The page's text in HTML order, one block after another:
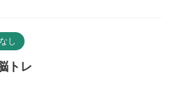
し
トレ